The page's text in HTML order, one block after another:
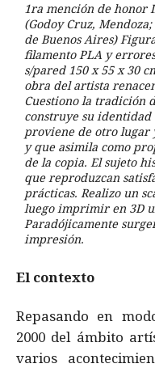
1ra mención de honor
(Godoy Cruz,
de Buenos Aires)
filamento PLA y
s/pared 150 x 55 x 30
obra del artista
Cuestiono la tradición
construye su
proviene de otro lugar
y que asimila como
de la copia. El sujeto
que reproduzcan
prácticas. Realizo un
luego imprimir en 3D
Paradójicamente
impresión.
El contexto
Repasando en
2000 del ámbito
varios